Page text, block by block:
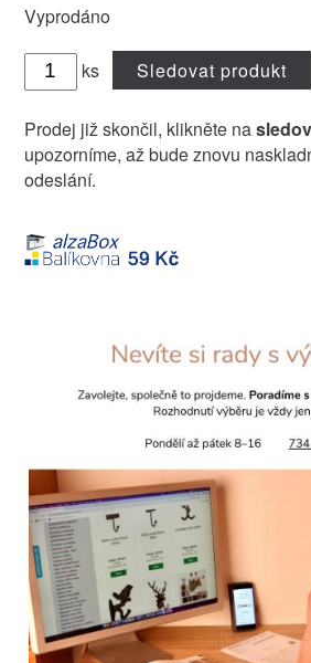
Vyprodáno
ks Sledovat produkt
Prodej již skončil, klikněte na
upozorníme, až bude znovu
odeslání.